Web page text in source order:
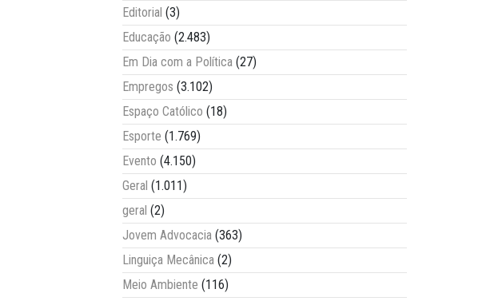
Editorial (3)
Educação (2.483)
Em Dia com a Política (27)
Empregos (3.102)
Espaço Católico (18)
Esporte (1.769)
Evento (4.150)
Geral (1.011)
geral (2)
Jovem Advocacia (363)
Linguiça Mecânica (2)
Meio Ambiente (116)